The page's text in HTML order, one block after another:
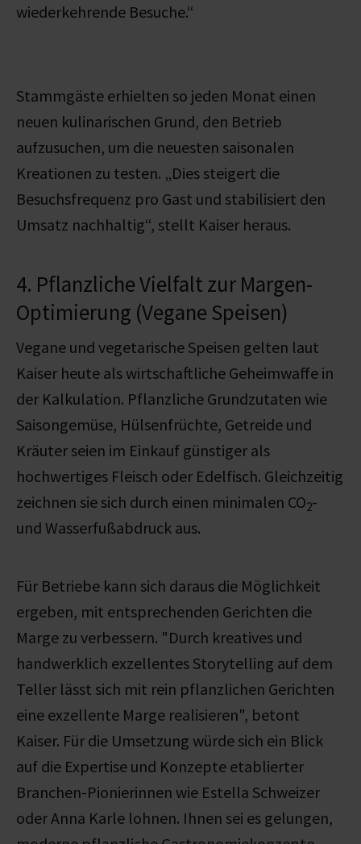
wiederkehrende Besuche.“
Stammgäste erhielten so jeden Monat einen
neuen kulinarischen Grund, den Betrieb
aufzusuchen, um die neuesten saisonalen
Kreationen zu testen. „Dies steigert die
Besuchsfrequenz pro Gast und stabilisiert den
Umsatz nachhaltig“, stellt Kaiser heraus.
4. Pflanzliche Vielfalt zur Margen-
Optimierung (Vegane Speisen)
Vegane und vegetarische Speisen gelten laut
Kaiser heute als wirtschaftliche Geheimwaffe in
der Kalkulation. Pflanzliche Grundzutaten wie
Saisongemüse, Hülsenfrüchte, Getreide und
Kräuter seien im Einkauf günstiger als
hochwertiges Fleisch oder Edelfisch. Gleichzeitig
zeichnen sie sich durch einen minimalen CO2-
und Wasserfußabdruck aus.
Für Betriebe kann sich daraus die Möglichkeit
ergeben, mit entsprechenden Gerichten die
Marge zu verbessern. "Durch kreatives und
handwerklich exzellentes Storytelling auf dem
Teller lässt sich mit rein pflanzlichen Gerichten
eine exzellente Marge realisieren", betont
Kaiser. Für die Umsetzung würde sich ein Blick
auf die Expertise und Konzepte etablierter
Branchen-Pionierinnen wie Estella Schweizer
oder Anna Karle lohnen. Ihnen sei es gelungen,